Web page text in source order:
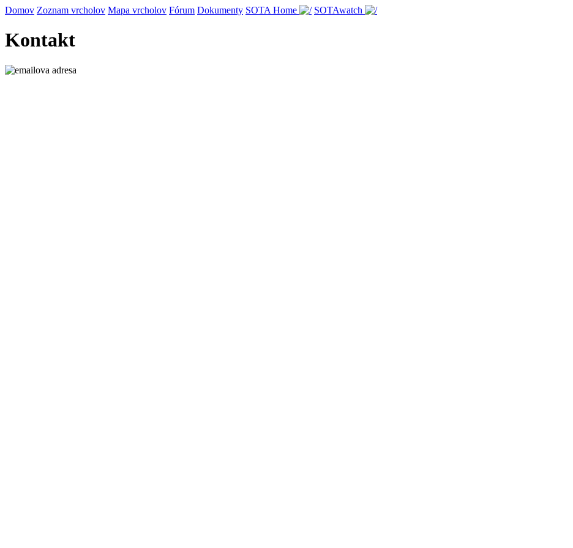
Domov Zoznam vrcholov Mapa vrcholov Fórum Dokumenty SOTA Home SOTAwatch
Kontakt